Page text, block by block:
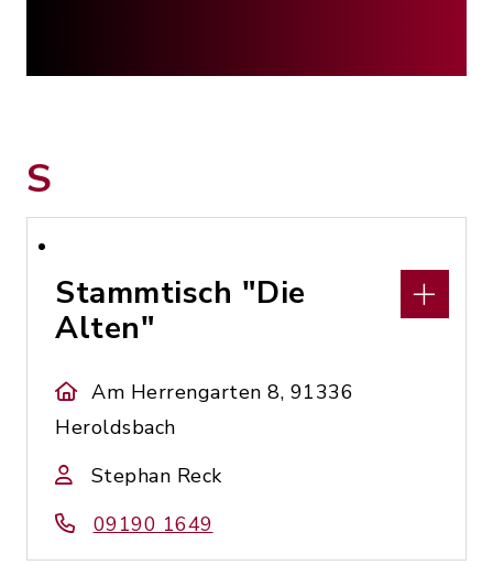
S
Stammtisch "Die
Alten"
Am Herrengarten 8, 91336
Heroldsbach
Stephan Reck
09190 1649